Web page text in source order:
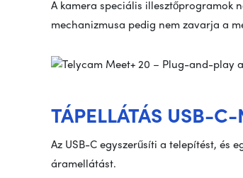
A kamera speciális illesztőprogramok
mechanizmusa pedig nem zavarja a
TÁPELLÁTÁS USB-
Az USB-C egyszerűsíti a telepítést, és
áramellátást.